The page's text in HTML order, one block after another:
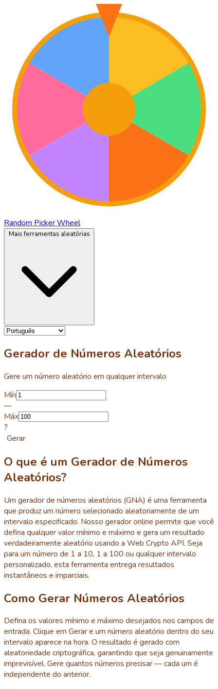
Random Picker Wheel
Gerador de Números Aleatórios
Gere um número aleatório em qualquer intervalo
Mín
—
Máx
?
Gerar
O que é um Gerador de Números
Aleatórios?
Um gerador de números aleatórios (GNA) é uma ferramenta
que produz um número selecionado aleatoriamente de um
intervalo especificado. Nosso gerador online permite que você
defina qualquer valor mínimo e máximo e gera um resultado
verdadeiramente aleatório usando a Web Crypto API. Seja
para um número de 1 a 10, 1 a 100 ou qualquer intervalo
personalizado, esta ferramenta entrega resultados
instantâneos e imparciais.
Como Gerar Números Aleatórios
Defina os valores mínimo e máximo desejados nos campos de
entrada. Clique em Gerar e um número aleatório dentro do seu
intervalo aparece na hora. O resultado é gerado com
aleatoriedade criptográfica, garantindo que seja genuinamente
imprevisível. Gere quantos números precisar — cada um é
independente do anterior.